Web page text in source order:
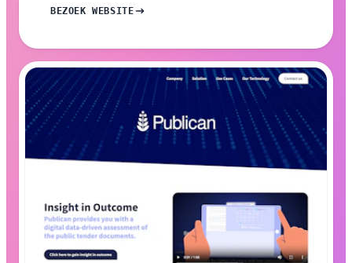
BEZOEK WEBSITE